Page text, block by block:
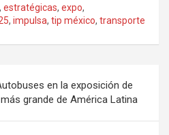
, estratégicas, expo,
, impulsa, tip méxico, transporte
en la exposición de
grande de América Latina